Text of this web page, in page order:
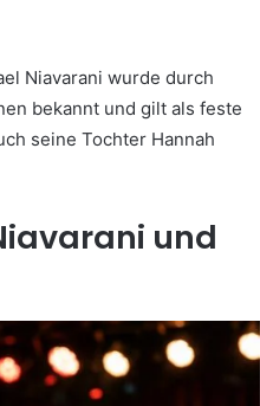
Niavarani wurde durch
bekannt und gilt als feste
seine Tochter Hannah
und